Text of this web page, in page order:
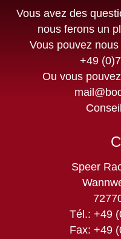
Vous avez des
nous ferons un
Vous pouvez
+49
Ou vous
Speer
Tél.: +49
Fax: +49